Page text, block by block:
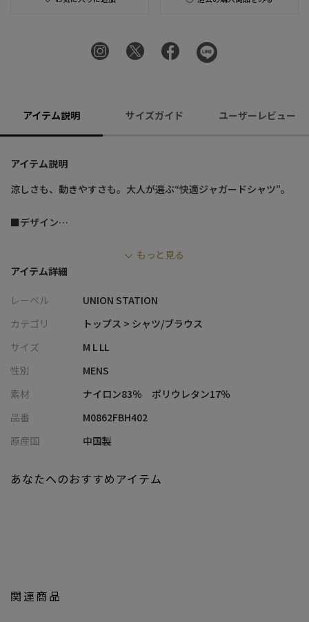
アイテム説明 サイズガイド ユーザーレビュー
アイテム説明
涼しさも、動きやすさも。大人が選ぶ“快適ジャガードシャツ”。
■デザイン
・凹凸感のあるジャガード組織で肌離れが良く、汗ばむ季節でも
・カットソー素材ならではの高いストレッチ性でストレスフリー
な着用感
で幅広く対応
・接触冷感機能付きで、着た瞬間からひんやりとした着心地を実
現
アアイテム
イルに
もっと見る
アイテム詳細
レーベル
UNION STATION
カテゴリ
トップス > シャツ/ブラウス
サイズ
M L LL
性別
MENS
素材
ナイロン83％ ポリウレタン17％
品番
M0862FBH402
原産国
中国製
関連商品
あなたへのおすすめアイテム